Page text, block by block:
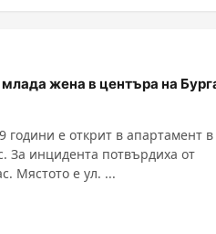
жена в центъра на
години е открит в апартамент в
За инцидента потвърдиха от
полицията в Бургас. Мястото е ул. ...